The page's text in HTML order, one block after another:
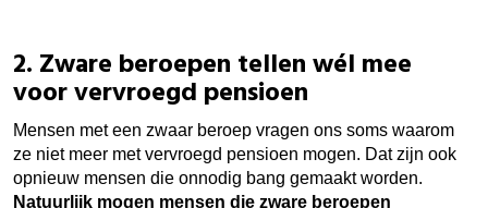
2. Zware beroepen tellen wél mee
voor vervroegd pensioen
Mensen met een zwaar beroep vragen ons soms waarom
ze niet meer met vervroegd pensioen mogen. Dat zijn ook
opnieuw mensen die onnodig bang gemaakt worden.
Natuurlijk mogen mensen die zware beroepen